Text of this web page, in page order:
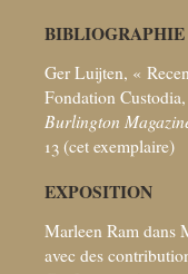
BIBLIOGRAPHIE
Ger Luijten, «
Fondation
Burlington
13 (cet exemplaire)
EXPOSITION
Marleen Ram dans
avec des